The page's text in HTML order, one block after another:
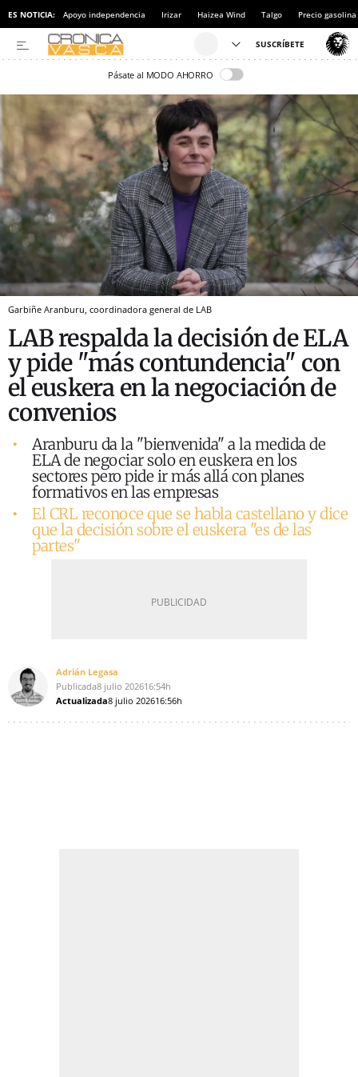
ES NOTICIA: Apoyo independencia Irizar Haizea Wind Talgo Precio gasolina
Pásate al MODO AHORRO
Garbiñe Aranburu, coordinadora general de LAB
LAB respalda la decisión de ELA
y pide "más contundencia" con
el euskera en la negociación de
convenios
Aranburu da la "bienvenida" a la medida de
ELA de negociar solo en euskera en los
sectores pero pide ir más allá con planes
formativos en las empresas
El CRL reconoce que se habla castellano y dice
que la decisión sobre el euskera "es de las
partes"
Adrián Legasa
Publicada8 julio 202616:54h
Actualizada8 julio 202616:56h